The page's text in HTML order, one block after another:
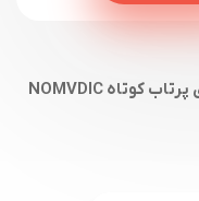
محصولات مشابه ویدئو پروژکتور بازی پرتاب کوتاه NOMVDIC